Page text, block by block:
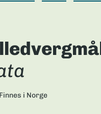
Finnes i Norge